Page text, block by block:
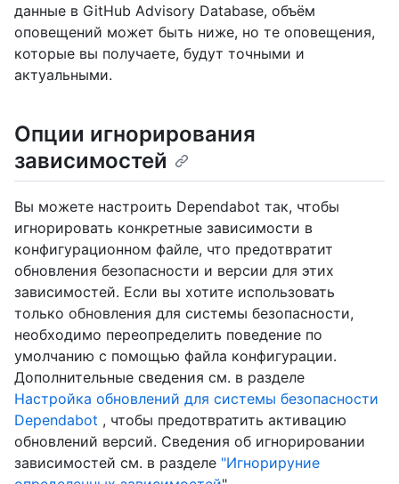
данные в GitHub Advisory Database, объём
оповещений может быть ниже, но те оповещения,
которые вы получаете, будут точными и
актуальными.
Опции игнорирования
зависимостей
Вы можете настроить Dependabot так, чтобы
игнорировать конкретные зависимости в
конфигурационном файле, что предотвратит
обновления безопасности и версии для этих
зависимостей. Если вы хотите использовать
только обновления для системы безопасности,
необходимо переопределить поведение по
умолчанию с помощью файла конфигурации.
Дополнительные сведения см. в разделе
Настройка обновлений для системы безопасности
Dependabot , чтобы предотвратить активацию
обновлений версий. Сведения об игнорировании
зависимостей см. в разделе "Игнорируние